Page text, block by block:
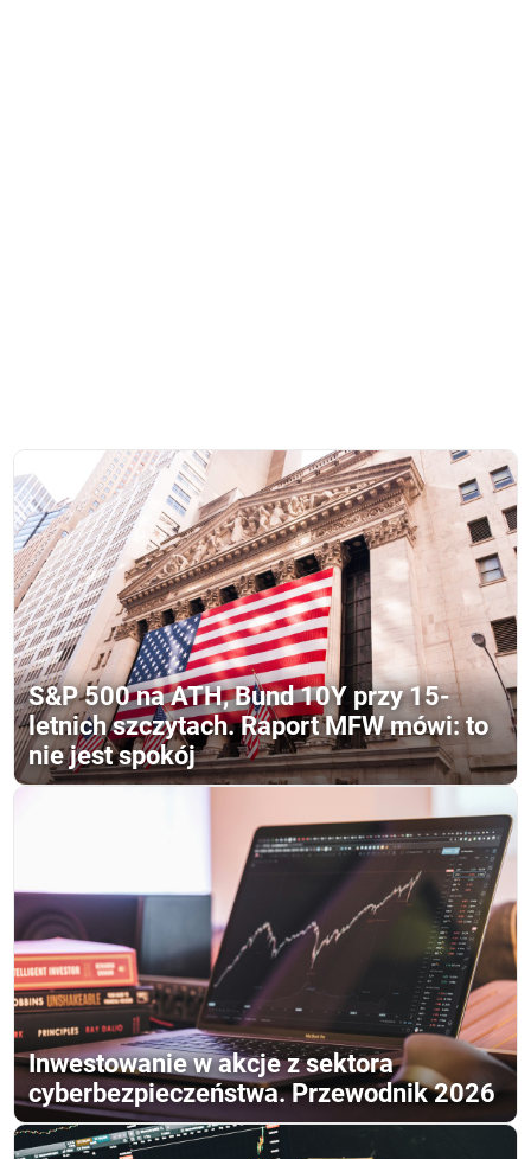
S&P 500 na ATH, Bund 10Y przy 15-
letnich szczytach. Raport MFW mówi: to
nie jest spokój
Inwestowanie w akcje z sektora
cyberbezpieczeństwa. Przewodnik 2026